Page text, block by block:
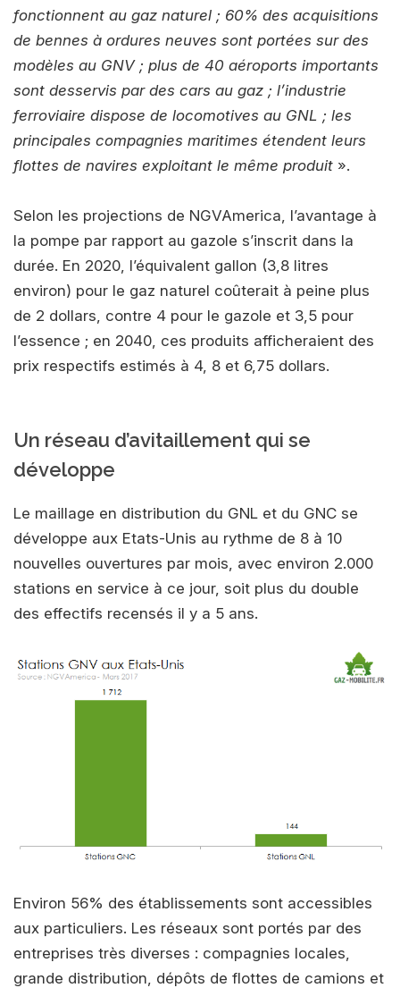
fonctionnent au gaz naturel ; 60% des acquisitions
de bennes à ordures neuves sont portées sur des
modèles au GNV ; plus de 40 aéroports importants
sont desservis par des cars au gaz ; l’industrie
ferroviaire dispose de locomotives au GNL ; les
principales compagnies maritimes étendent leurs
flottes de navires exploitant le même produit ».
Selon les projections de NGVAmerica, l’avantage à
la pompe par rapport au gazole s’inscrit dans la
durée. En 2020, l’équivalent gallon (3,8 litres
environ) pour le gaz naturel coûterait à peine plus
de 2 dollars, contre 4 pour le gazole et 3,5 pour
l’essence ; en 2040, ces produits afficheraient des
prix respectifs estimés à 4, 8 et 6,75 dollars.
Un réseau d’avitaillement qui se
développe
Le maillage en distribution du GNL et du GNC se
développe aux Etats-Unis au rythme de 8 à 10
nouvelles ouvertures par mois, avec environ 2.000
stations en service à ce jour, soit plus du double
des effectifs recensés il y a 5 ans.
Environ 56% des établissements sont accessibles
aux particuliers. Les réseaux sont portés par des
entreprises très diverses : compagnies locales,
grande distribution, dépôts de flottes de camions et